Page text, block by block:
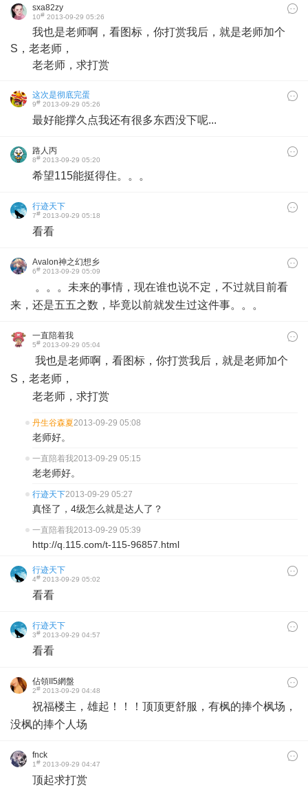
sxa82zy
10# 2013-09-29 05:26
我也是老师啊，看图标，你打赏我后，就是老师加个
S，老老师，
老老师，求打赏
这次是彻底完蛋
9# 2013-09-29 05:26
最好能撑久点我还有很多东西没下呢...
路人丙
8# 2013-09-29 05:20
希望115能挺得住。。。
行迹天下
7# 2013-09-29 05:18
看看
Avalon神之幻想乡
6# 2013-09-29 05:09
。。。未来的事情，现在谁也说不定，不过就目前看
来，还是五五之数，毕竟以前就发生过这件事。。。
一直陪着我
5# 2013-09-29 05:04
我也是老师啊，看图标，你打赏我后，就是老师加个
S，老老师，
老老师，求打赏
丹生谷森夏2013-09-29 05:08
老师好。
一直陪着我2013-09-29 05:15
老老师好。
行迹天下2013-09-29 05:27
真怪了，4级怎么就是达人了？
一直陪着我2013-09-29 05:39
http://q.115.com/t-115-96857.html
行迹天下
4# 2013-09-29 05:02
看看
行迹天下
3# 2013-09-29 04:57
看看
佔領II5網盤
2# 2013-09-29 04:48
祝福楼主，雄起！！！ 顶顶更舒服，有枫的捧个枫场，
没枫的捧个人场
fnck
1# 2013-09-29 04:47
顶起求打赏